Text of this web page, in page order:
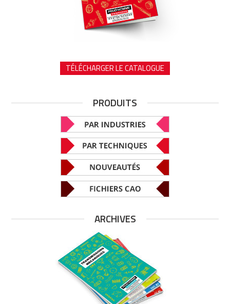
TÉLÉCHARGER LE CATALOGUE
PRODUITS
ARCHIVES